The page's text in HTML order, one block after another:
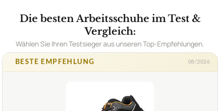
Die besten Arbeitsschuhe im Test &
Vergleich:
Wählen Sie Ihren Testsieger aus unseren Top-Empfehlungen.
BESTE EMPFEHLUNG 08/2026